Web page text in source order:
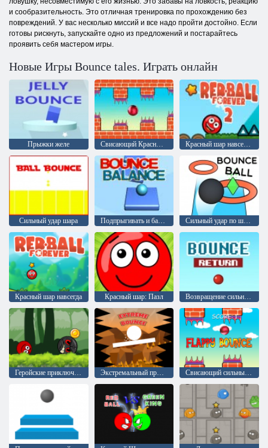
и сообразительность. Это отличная тренировка по прохождению без
повреждений. У вас несколько миссий и все надо пройти достойно. Если
готовы рискнуть, запускайте одно из предложений и постарайтесь
проявить себя мастером игры.
Новые Игры Bounce tales. Играть онлайн
Прыжки желе Свисающий Красный шар Красный шар навсегда 2
Сильный удар шара Подпрыгивать и балансировать
Красный шар навсегда Красный шар: Пазл Возвращение сильного удара
Геройские приключение шара: красный отскок Экстремальный прыжок Свисающий сильный удар